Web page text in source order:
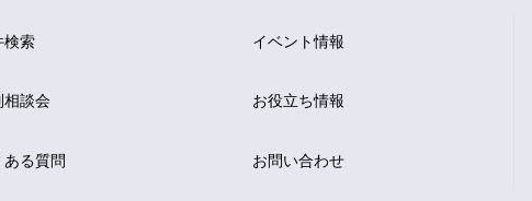
検索 イベント情報
相談会 お役立ち情報
ある質問 お問い合わせ